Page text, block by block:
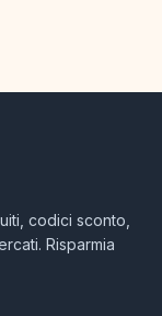
codici sconto,
Risparmia